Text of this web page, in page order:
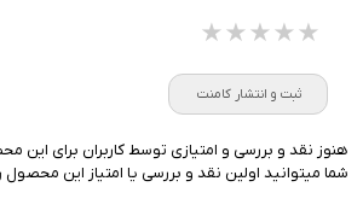
★★★★★
★★★★★
★★★★★
ثبت و انتشار کامنت
هنوز نقد و بررسی و امتیازی توسط کاربران برای
شما میتوانید اولین نقد و بررسی یا امتیاز این محصول